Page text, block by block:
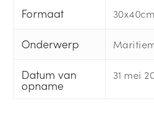
Formaat
Onderwerp
Datum van
opname
31 mei